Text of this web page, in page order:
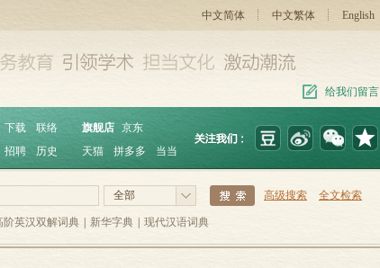
中文简体 中文繁体 English
给我们留言
下载
联络
招聘 历史
旗舰店 京东
天猫
拼多多 当当
全部 高级搜索 全文检索
阶英汉双解词典 新华字典 现代汉语词典